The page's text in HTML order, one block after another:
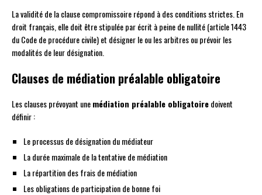
La validité de la clause compromissoire répond à des conditions strictes. En
droit français, elle doit être stipulée par écrit à peine de nullité (article 1443
du Code de procédure civile) et désigner le ou les arbitres ou prévoir les
modalités de leur désignation.
Clauses de médiation préalable obligatoire
Les clauses prévoyant unemédiation préalable obligatoiredoivent
définir :
Le processus de désignation du médiateur
La durée maximale de la tentative de médiation
La répartition des frais de médiation
Les obligations de participation de bonne foi